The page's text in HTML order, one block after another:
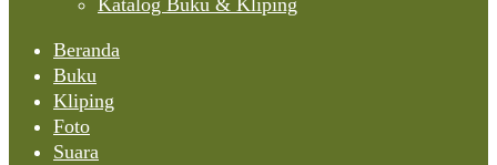
Katalog Buku & Kliping
Beranda
Buku
Kliping
Foto
Suara